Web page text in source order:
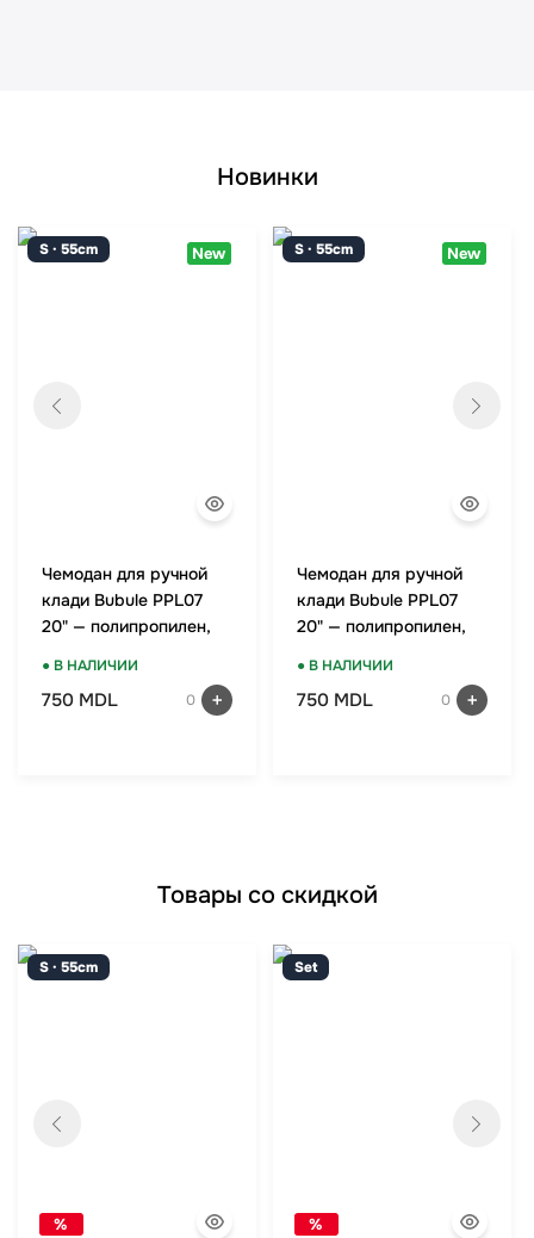
Новинки
S · 55cm New
Чемодан для ручной
клади Bubule PPL07
20" — полипропилен,
● В НАЛИЧИИ
750 MDL 0
S · 55cm New
Чемодан для ручной
клади Bubule PPL07
20" — полипропилен,
● В НАЛИЧИИ
750 MDL 0
Товары со скидкой
S · 55cm
%
Set
%